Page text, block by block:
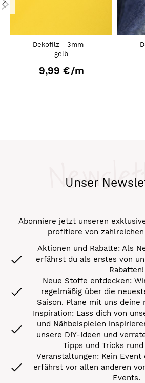
Dekofilz - 3mm -
gelb
9,99 €/m
Unser
Abonniere jetzt unseren
profitiere von
Aktionen und Rabatte: Als
erfährst du als erstes von
Rabatten!
Neue Stoffe entdecken:
regelmäßig über die
Saison. Plane mit uns deine
Inspiration: Lass dich von
und Nähbeispielen
unsere DIY-Ideen und
Tipps und Tricks
Veranstaltungen: Kein Event
erfährst vor allen anderen
Events.